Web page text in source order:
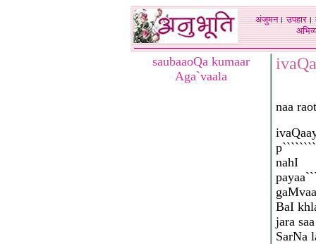
अंजुमन।उपहार।
saubaaoQa kumaar
Aga`vaala
naa
nahI
BaI
jara
SarNa